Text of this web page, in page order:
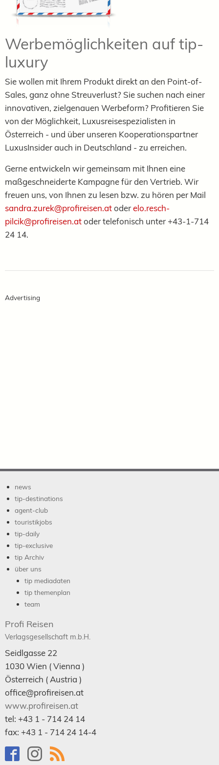
Werbemöglichkeiten auf tip-
luxury
Sie wollen mit Ihrem Produkt direkt an den Point-of-
Sales, ganz ohne Streuverlust? Sie suchen nach einer
innovativen, zielgenauen Werbeform? Profitieren Sie
von der Möglichkeit, Luxusreisespezialisten in
Österreich - und über unseren Kooperationspartner
LuxusInsider auch in Deutschland - zu erreichen.
Gerne entwickeln wir gemeinsam mit Ihnen eine
maßgeschneiderte Kampagne für den Vertrieb. Wir
freuen uns, von Ihnen zu lesen bzw. zu hören per Mail
sandra.zurek@profireisen.atoderelo.resch-
pilcik@profireisen.atoder telefonisch unter +43-1-714
24 14.
Advertising
news
tip-destinations
agent-club
touristikjobs
tip-daily
tip-exclusive
tip Archiv
über uns
tip mediadaten
tip themenplan
team
Profi Reisen
Verlagsgesellschaft m.b.H.
Seidlgasse 22
1030Wien ( Vienna )
Österreich ( Austria )
office@profireisen.at
www.profireisen.at
tel: +43 1 - 714 24 14
fax: +43 1 - 714 24 14-4